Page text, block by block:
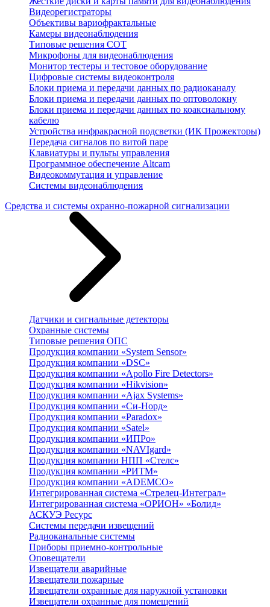
Видеорегистраторы
Объективы вариофрактальные
Камеры видеонаблюдения
Типовые решения СОТ
Микрофоны для видеонаблюдения
Монитор тестеры и тестовое оборудование
Цифровые системы видеоконтроля
Блоки приема и передачи данных по радиоканалу
Блоки приема и передачи данных по оптоволокну
Блоки приема и передачи данных по коаксиальному
кабелю
Устройства инфракрасной подсветки (ИК Прожекторы)
Передача сигналов по витой паре
Клавиатуры и пульты управления
Программное обеспечение Altcam
Видеокоммутация и управление
Системы видеонаблюдения
Средства и системы охранно-пожарной сигнализации
Датчики и сигнальные детекторы
Охранные системы
Типовые решения ОПС
Продукция компании «System Sensor»
Продукция компании «DSC»
Продукция компании «Apollo Fire Detectors»
Продукция компании «Hikvision»
Продукция компании «Ajax Systems»
Продукция компании «Си-Норд»
Продукция компании «Paradox»
Продукция компании «Satel»
Продукция компании «ИПРо»
Продукция компании «NAVIgard»
Продукция компании НПП «Стелс»
Продукция компании «РИТМ»
Продукция компании «ADEMCO»
Интегрированная система «Стрелец-Интеграл»
Интегрированная система «ОРИОН» «Болид»
АСКУЭ Ресурс
Системы передачи извещений
Радиоканальные системы
Приборы приемно-контрольные
Оповещатели
Извещатели аварийные
Извещатели пожарные
Извещатели охранные для наружной установки
Извещатели охранные для помещений